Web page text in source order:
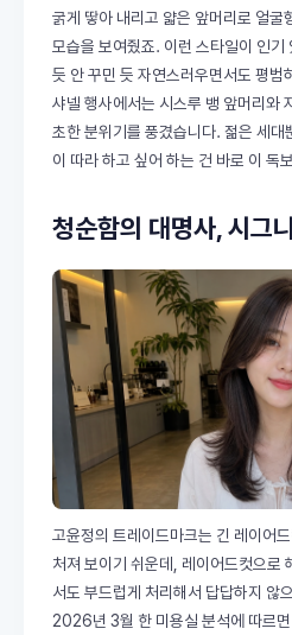
굵게 땋아 내리고 얇은 앞머리로 얼굴
모습을 보여줬죠. 이런 스타일이 인기
듯 안 꾸민 듯 자연스러우면서도 평
샤넬 행사에서는 시스루 뱅 앞머리와
초한 분위기를 풍겼습니다. 젊은 세대
이 따라 하고 싶어 하는 건 바로 이 독
청순함의 대명사, 시그
고윤정의 트레이드마크는 긴 레이어
처져 보이기 쉬운데, 레이어드컷으로
서도 부드럽게 처리해서 답답하지 않
2026년 3월 한 미용실 분석에 따르면